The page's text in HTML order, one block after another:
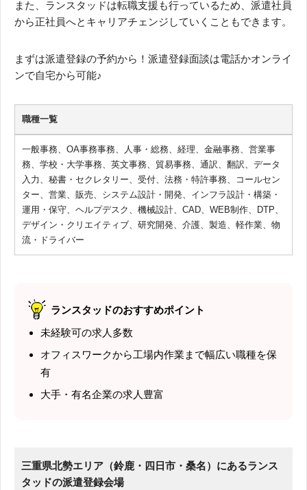
また、ランスタッドは転職支援も行っているため、派遣社員
から正社員へとキャリアチェンジしていくこともできます。
まずは派遣登録の予約から！派遣登録面談は電話かオンライ
ンで自宅から可能♪
職種一覧
一般事務、OA事務事務、人事・総務、経理、金融事務、営業事
務、学校・大学事務、英文事務、貿易事務、通訳、翻訳、データ
入力、秘書・セクレタリー、受付、法務・特許事務、コールセン
ター、営業、販売、システム設計・開発、インフラ設計・構築・
運用・保守、ヘルプデスク、機械設計、CAD、WEB制作、DTP、
デザイン・クリエイティブ、研究開発、介護、製造、軽作業、物
流・ドライバー
ランスタッドのおすすめポイント
未経験可の求人多数
オフィスワークから工場内作業まで幅広い職種を保
有
大手・有名企業の求人豊富
三重県北勢エリア（鈴鹿・四日市・桑名）にあるランス
タッドの派遣登録会場